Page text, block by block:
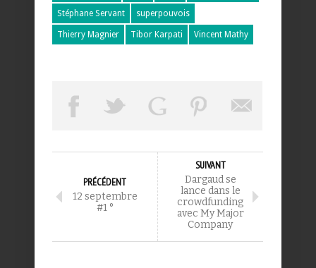
Stéphane Servant superpouvois
Thierry Magnier Tibor Karpati Vincent Mathy
PRÉCÉDENT
12 septembre
#1 °
SUIVANT
Dargaud se
lance dans le
crowdfunding
avec My Major
Company